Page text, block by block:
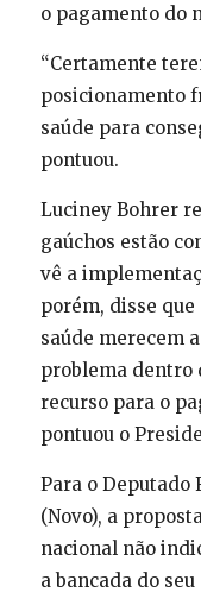
o pagamento do
“Certamente
posicionamento
saúde para
pontuou.
Luciney Bohrer
gaúchos estão
vê a
porém, disse
saúde merecem
problema dentro
recurso para o
pontuou o
Para o Deputado
(Novo), a
nacional não
a bancada do